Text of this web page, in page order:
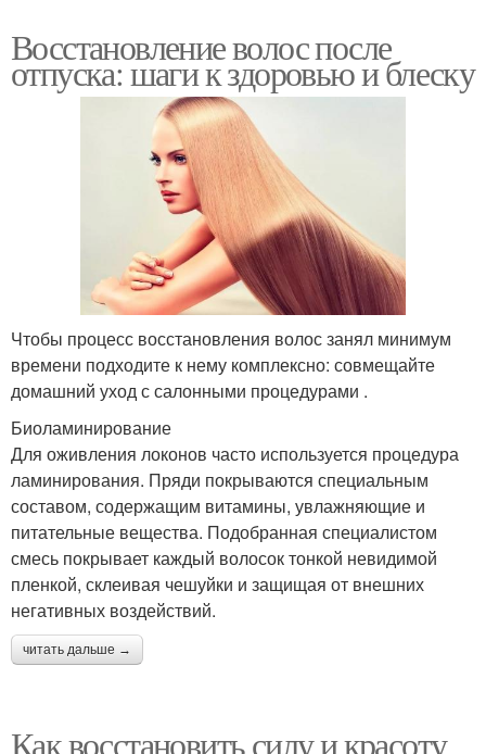
Восстановление волос после
отпуска: шаги к здоровью и блеску
Чтобы процесс восстановления волос занял минимум
времени подходите к нему комплексно: совмещайте
домашний уход с салонными процедурами .
Биоламинирование
Для оживления локонов часто используется процедура
ламинирования. Пряди покрываются специальным
составом, содержащим витамины, увлажняющие и
питательные вещества. Подобранная специалистом
смесь покрывает каждый волосок тонкой невидимой
пленкой, склеивая чешуйки и защищая от внешних
негативных воздействий.
читать дальше →
Как восстановить силу и красоту